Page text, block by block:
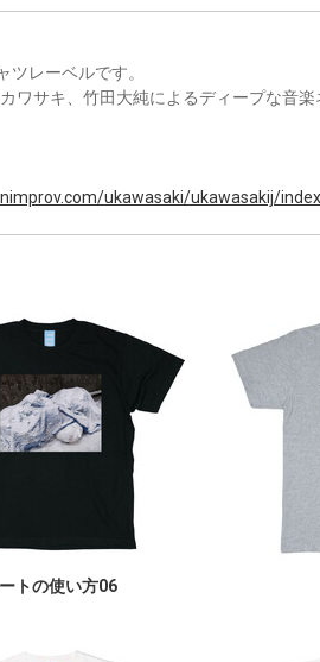
レーベルです。
ワサキ、竹田大純によるディープな音楽
ukawasaki/ukawasakij/
トの使い方06